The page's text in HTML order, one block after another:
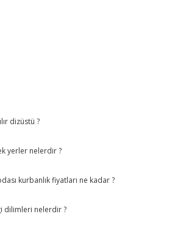
dizüstü ?
yerler nelerdir ?
kurbanlık fiyatları ne kadar ?
dilimleri nelerdir ?